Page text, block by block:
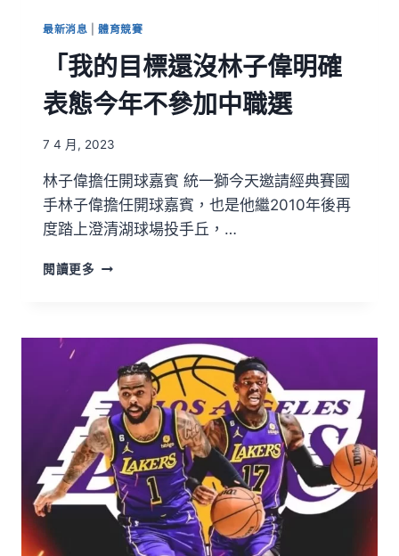
最新消息 |體育競賽
「我的目標還沒林子偉明確
表態今年不參加中職選
7 4 月, 2023
林子偉擔任開球嘉賓 統一獅今天邀請經典賽國
手林子偉擔任開球嘉賓，也是他繼2010年後再
度踏上澄清湖球場投手丘，…
閱讀更多